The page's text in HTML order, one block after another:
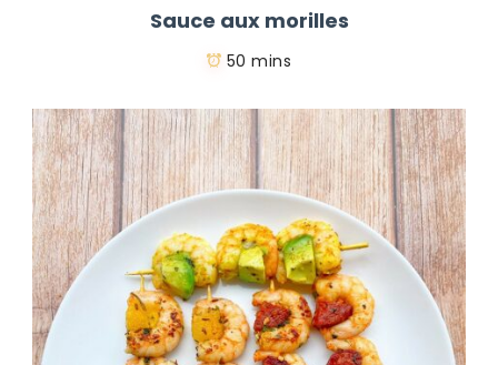
Sauce aux morilles
50 mins